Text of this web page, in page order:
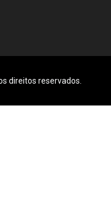
direitos reservados.